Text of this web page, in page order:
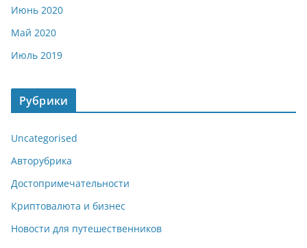
Июнь 2020
Май 2020
Июль 2019
Рубрики
Uncategorised
Авторубрика
Достопримечательности
Криптовалюта и бизнес
Новости для путешественников